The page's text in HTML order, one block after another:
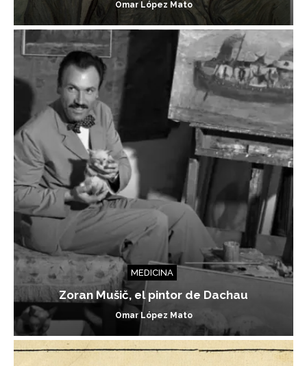
Omar López Mato
MEDICINA
Zoran Mušič, el pintor de Dachau
Omar López Mato